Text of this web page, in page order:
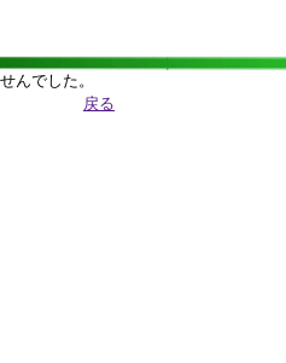
んでした。
戻る